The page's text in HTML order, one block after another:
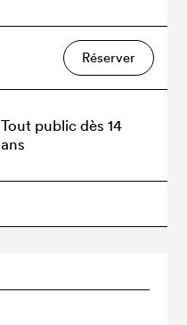
Réserver
Tout public dès 14
ans